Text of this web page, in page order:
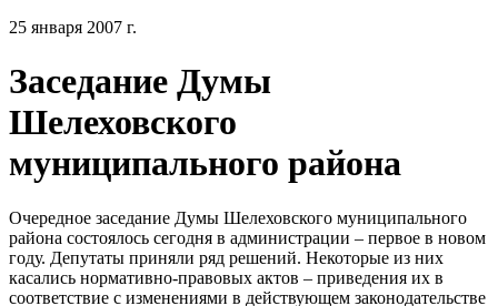
25 января 2007 г.
Заседание Думы
Шелеховского
муниципального района
Очередное заседание Думы Шелеховского муниципального
района состоялось сегодня в администрации – первое в новом
году. Депутаты приняли ряд решений. Некоторые из них
касались нормативно-правовых актов – приведения их в
соответствие с изменениями в действующем законодательстве